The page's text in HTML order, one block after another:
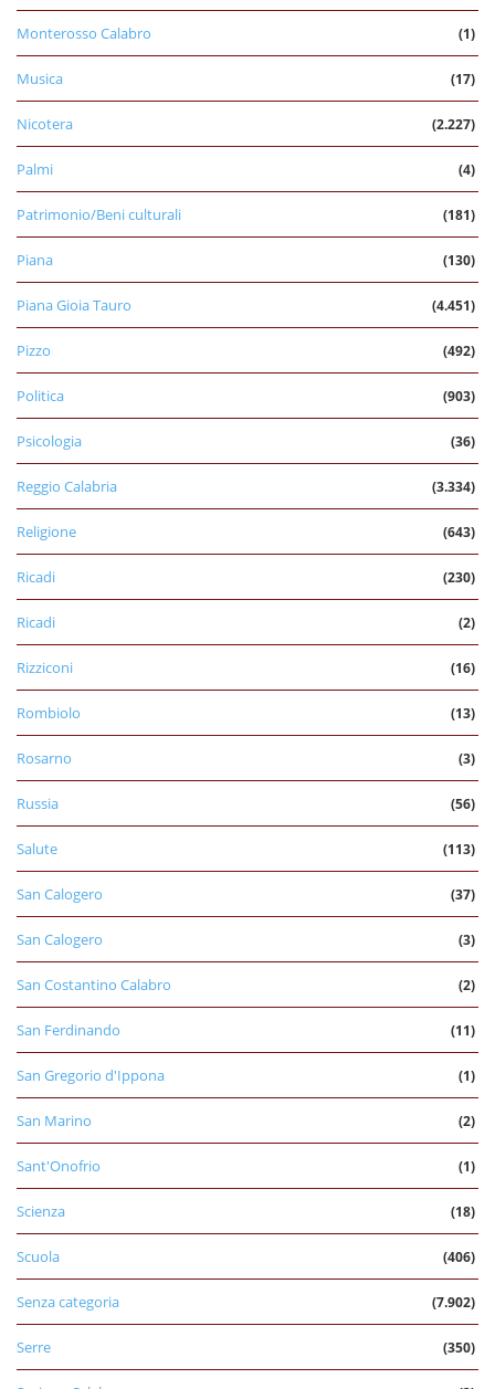
Monterosso Calabro (1)
Musica (17)
Nicotera (2.227)
Palmi (4)
Patrimonio/Beni culturali (181)
Piana (130)
Piana Gioia Tauro (4.451)
Pizzo (492)
Politica (903)
Psicologia (36)
Reggio Calabria (3.334)
Religione (643)
Ricadi (230)
Ricadi (2)
Rizziconi (16)
Rombiolo (13)
Rosarno (3)
Russia (56)
Salute (113)
San Calogero (37)
San Calogero (3)
San Costantino Calabro (2)
San Ferdinando (11)
San Gregorio d'Ippona (1)
San Marino (2)
Sant'Onofrio (1)
Scienza (18)
Scuola (406)
Senza categoria (7.902)
Serre (350)